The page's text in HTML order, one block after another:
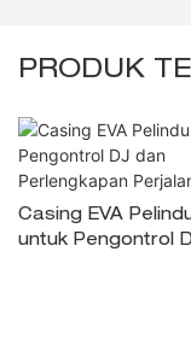
PRODUK
Casing EVA
untuk Pengontrol